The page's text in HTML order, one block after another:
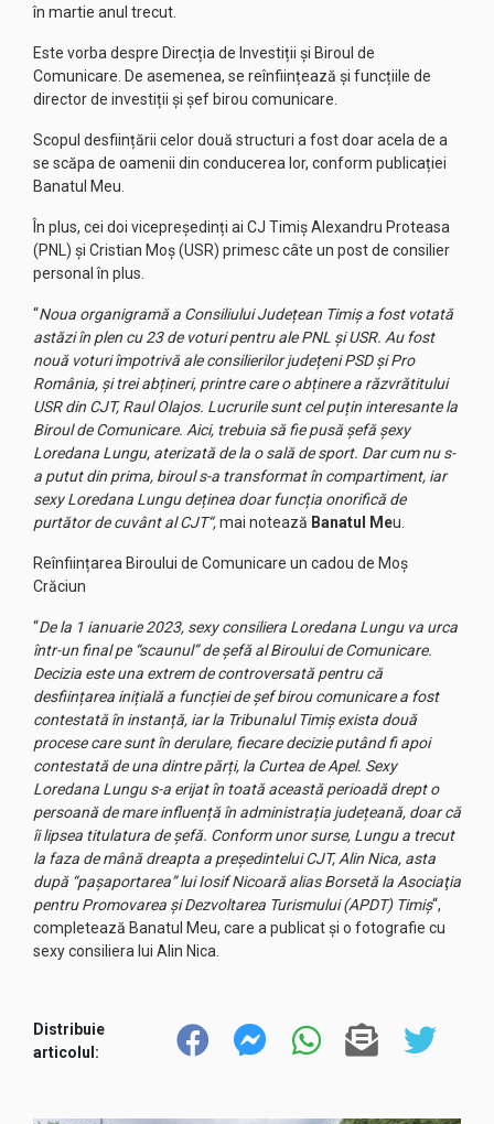
în martie anul trecut.
Este vorba despre Direcția de Investiții și Biroul de
Comunicare. De asemenea, se reînființează și funcțiile de
director de investiții și șef birou comunicare.
Scopul desființării celor două structuri a fost doar acela de a
se scăpa de oamenii din conducerea lor, conform publicației
Banatul Meu.
În plus, cei doi vicepreședinți ai CJ Timiș Alexandru Proteasa
(PNL) și Cristian Moș (USR) primesc câte un post de consilier
personal în plus.
“Noua organigramă a Consiliului Județean Timiș a fost votată
astăzi în plen cu 23 de voturi pentru ale PNL și USR. Au fost
nouă voturi împotrivă ale consilierilor județeni PSD și Pro
România, și trei abțineri, printre care o abținere a răzvrătitului
USR din CJT, Raul Olajos. Lucrurile sunt cel puțin interesante la
Biroul de Comunicare. Aici, trebuia să fie pusă șefă șexy
Loredana Lungu, aterizată de la o sală de sport. Dar cum nu s-
a putut din prima, biroul s-a transformat în compartiment, iar
sexy Loredana Lungu deținea doar funcția onorifică de
purtător de cuvânt al CJT“,mai notează Banatul Meu.
Reînființarea Biroului de Comunicare un cadou de Moș
Crăciun
“De la 1 ianuarie 2023, sexy consiliera Loredana Lungu va urca
într-un final pe “scaunul” de șefă al Biroului de Comunicare.
Decizia este una extrem de controversată pentru că
desființarea inițială a funcției de șef birou comunicare a fost
contestată în instanță, iar la Tribunalul Timiș exista două
procese care sunt în derulare, fiecare decizie putând fi apoi
contestată de una dintre părți, la Curtea de Apel. Sexy
Loredana Lungu s-a erijat în toată această perioadă drept o
persoană de mare influență în administrația județeană, doar că
îi lipsea titulatura de șefă. Conform unor surse, Lungu a trecut
la faza de mână dreapta a președintelui CJT, Alin Nica, asta
după “pașaportarea” lui Iosif Nicoară alias Borsetă la Asociaţia
pentru Promovarea şi Dezvoltarea Turismului (APDT) Timiş“,
completează Banatul Meu, care a publicat și o fotografie cu
sexy consiliera lui Alin Nica.
Distribuie
articolul: